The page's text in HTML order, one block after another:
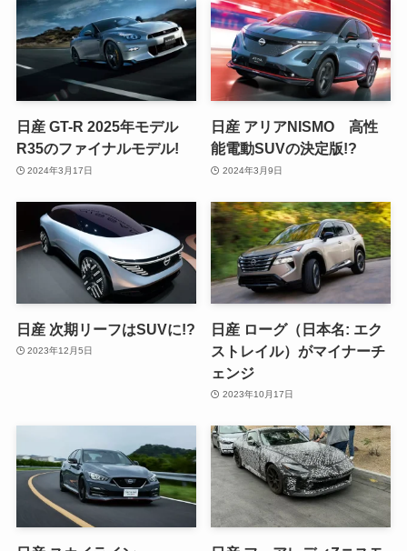
日産 GT-R 2025年モデル
R35のファイナルモデル!
2024年3月17日
日産 アリアNISMO 高性
能電動SUVの決定版!?
2024年3月9日
日産 次期リーフはSUVに!?
2023年12月5日
日産 ローグ（日本名: エク
ストレイル）がマイナーチ
ェンジ
2023年10月17日